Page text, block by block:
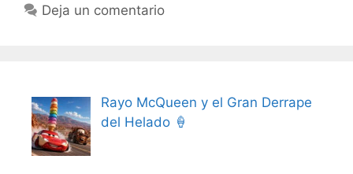
Deja un comentario
Rayo McQueen y el Gran Derrape
del Helado 🍦